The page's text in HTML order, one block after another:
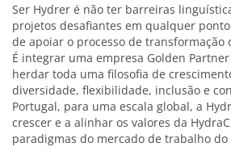
Ser Hydrer é não ter barreiras
projetos desafiantes em qualquer
de apoiar o processo de transformação
É integrar uma empresa Golden
herdar toda uma filosofia de
diversidade, flexibilidade, inclusão e
Portugal, para uma escala global, a
crescer e a alinhar os valores da
paradigmas do mercado de trabalho